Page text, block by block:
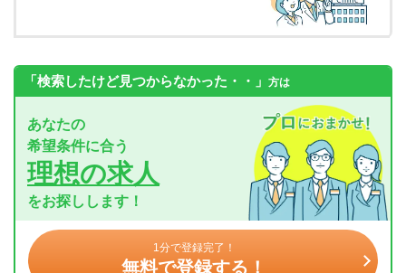
「検索したけど見つからなかった・・」 方は
あなたの
希望条件に合う
理想の求人
をお探しします！
1分で登録完了！
無料で登録する！